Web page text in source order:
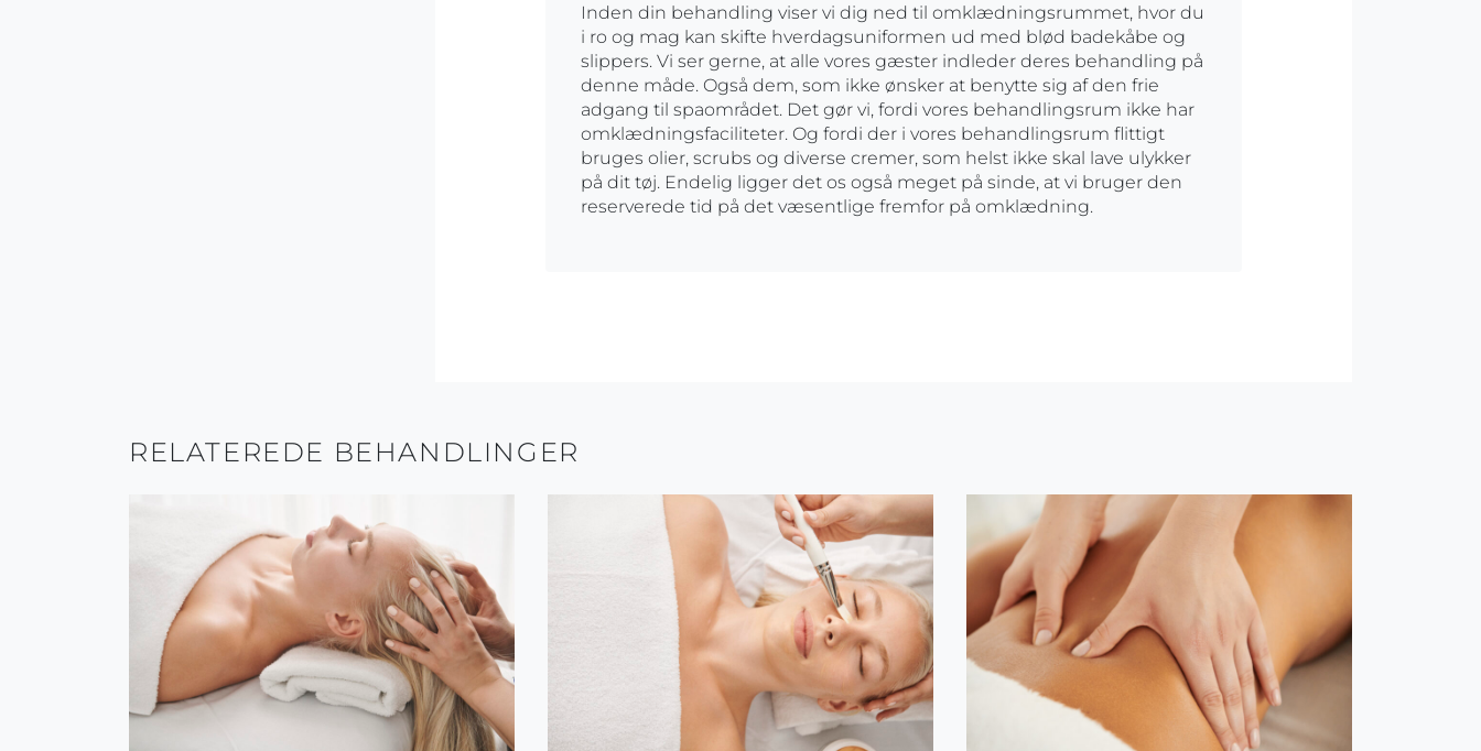
Inden din behandling viser vi dig ned til omklædningsrummet, hvor du
i ro og mag kan skifte hverdagsuniformen ud med blød badekåbe og
slippers. Vi ser gerne, at alle vores gæster indleder deres behandling på
denne måde. Også dem, som ikke ønsker at benytte sig af den frie
adgang til spaområdet. Det gør vi, fordi vores behandlingsrum ikke har
omklædningsfaciliteter. Og fordi der i vores behandlingsrum flittigt
bruges olier, scrubs og diverse cremer, som helst ikke skal lave ulykker
på dit tøj. Endelig ligger det os også meget på sinde, at vi bruger den
reserverede tid på det væsentlige fremfor på omklædning.
RELATEREDE BEHANDLINGER